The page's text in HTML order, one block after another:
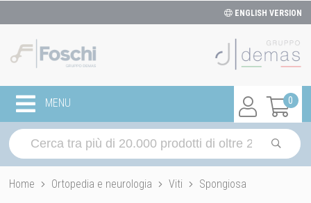
ENGLISH VERSION
0
MENU
Home Ortopedia e neurologia Viti Spongiosa